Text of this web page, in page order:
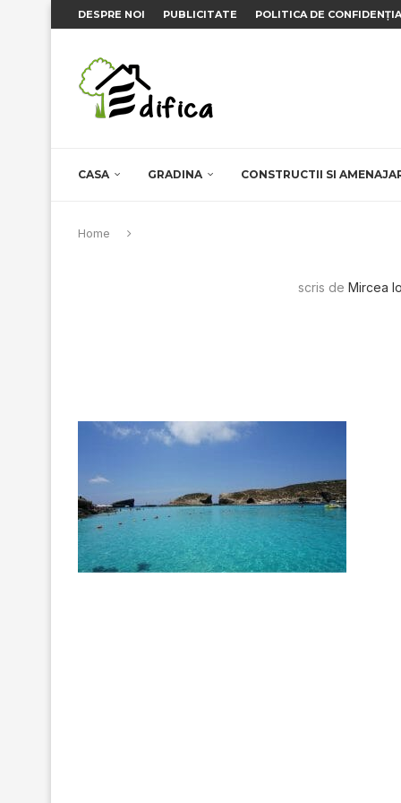
DESPRE NOI PUBLICITATE POLITICA DE
CASA GRADINA CONSTRUCTII SI
Home
scris de Mircea